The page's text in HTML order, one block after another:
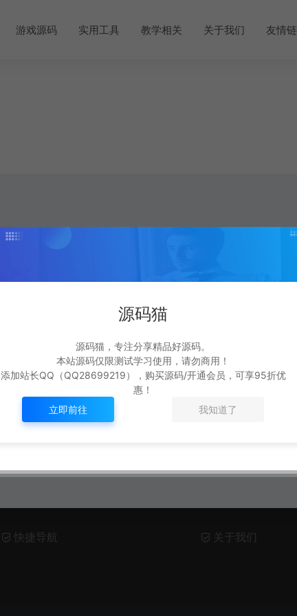
游戏源码 实用工具 教学相关 关于我们 友情
快捷导航 关于我们
源码猫
源码猫，专注分享精品好源码。
本站源码仅限测试学习使用，请勿商用！
添加站长QQ（QQ28699219），购买源码/开通会员，可享95折优
惠！
立即前往
我知道了